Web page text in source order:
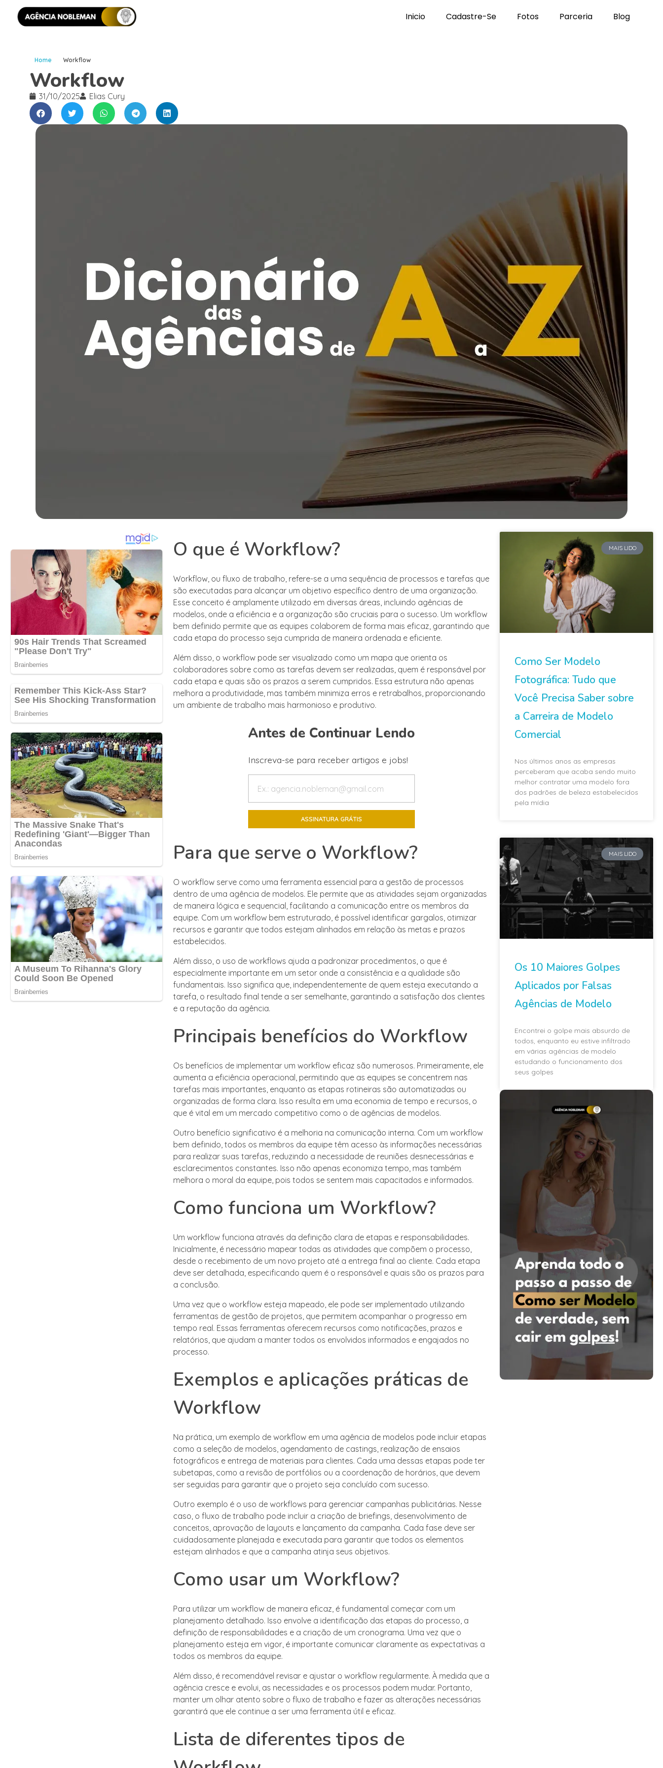
Inicio Cadastre-Se Fotos Parceria Blog
Home Workflow
Workflow
31/10/2025 Elias Cury
O que é Workflow?
Workflow, ou fluxo de trabalho, refere-se a uma sequência de processos e tarefas que
são executadas para alcançar um objetivo específico dentro de uma organização.
Esse conceito é amplamente utilizado em diversas áreas, incluindo agências de
modelos, onde a eficiência e a organização são cruciais para o sucesso. Um workflow
bem definido permite que as equipes colaborem de forma mais eficaz, garantindo que
cada etapa do processo seja cumprida de maneira ordenada e eficiente.
Além disso, o workflow pode ser visualizado como um mapa que orienta os
colaboradores sobre como as tarefas devem ser realizadas, quem é responsável por
cada etapa e quais são os prazos a serem cumpridos. Essa estrutura não apenas
melhora a produtividade, mas também minimiza erros e retrabalhos, proporcionando
um ambiente de trabalho mais harmonioso e produtivo.
Antes de Continuar Lendo
Inscreva-se para receber artigos e jobs!
Para que serve o Workflow?
O workflow serve como uma ferramenta essencial para a gestão de processos
dentro de uma agência de modelos. Ele permite que as atividades sejam organizadas
de maneira lógica e sequencial, facilitando a comunicação entre os membros da
equipe. Com um workflow bem estruturado, é possível identificar gargalos, otimizar
recursos e garantir que todos estejam alinhados em relação às metas e prazos
estabelecidos.
Além disso, o uso de workflows ajuda a padronizar procedimentos, o que é
especialmente importante em um setor onde a consistência e a qualidade são
fundamentais. Isso significa que, independentemente de quem esteja executando a
tarefa, o resultado final tende a ser semelhante, garantindo a satisfação dos clientes
e a reputação da agência.
Principais benefícios do Workflow
Os benefícios de implementar um workflow eficaz são numerosos. Primeiramente, ele
aumenta a eficiência operacional, permitindo que as equipes se concentrem nas
tarefas mais importantes, enquanto as etapas rotineiras são automatizadas ou
organizadas de forma clara. Isso resulta em uma economia de tempo e recursos, o
que é vital em um mercado competitivo como o de agências de modelos.
Outro benefício significativo é a melhoria na comunicação interna. Com um workflow
bem definido, todos os membros da equipe têm acesso às informações necessárias
para realizar suas tarefas, reduzindo a necessidade de reuniões desnecessárias e
esclarecimentos constantes. Isso não apenas economiza tempo, mas também
melhora o moral da equipe, pois todos se sentem mais capacitados e informados.
Como funciona um Workflow?
Um workflow funciona através da definição clara de etapas e responsabilidades.
Inicialmente, é necessário mapear todas as atividades que compõem o processo,
desde o recebimento de um novo projeto até a entrega final ao cliente. Cada etapa
deve ser detalhada, especificando quem é o responsável e quais são os prazos para
a conclusão.
Uma vez que o workflow esteja mapeado, ele pode ser implementado utilizando
ferramentas de gestão de projetos, que permitem acompanhar o progresso em
tempo real. Essas ferramentas oferecem recursos como notificações, prazos e
relatórios, que ajudam a manter todos os envolvidos informados e engajados no
processo.
Exemplos e aplicações práticas de
Workflow
Na prática, um exemplo de workflow em uma agência de modelos pode incluir etapas
como a seleção de modelos, agendamento de castings, realização de ensaios
fotográficos e entrega de materiais para clientes. Cada uma dessas etapas pode ter
subetapas, como a revisão de portfólios ou a coordenação de horários, que devem
ser seguidas para garantir que o projeto seja concluído com sucesso.
Outro exemplo é o uso de workflows para gerenciar campanhas publicitárias. Nesse
caso, o fluxo de trabalho pode incluir a criação de briefings, desenvolvimento de
conceitos, aprovação de layouts e lançamento da campanha. Cada fase deve ser
cuidadosamente planejada e executada para garantir que todos os elementos
estejam alinhados e que a campanha atinja seus objetivos.
Como usar um Workflow?
Para utilizar um workflow de maneira eficaz, é fundamental começar com um
planejamento detalhado. Isso envolve a identificação das etapas do processo, a
definição de responsabilidades e a criação de um cronograma. Uma vez que o
planejamento esteja em vigor, é importante comunicar claramente as expectativas a
todos os membros da equipe.
Além disso, é recomendável revisar e ajustar o workflow regularmente. À medida que a
agência cresce e evolui, as necessidades e os processos podem mudar. Portanto,
manter um olhar atento sobre o fluxo de trabalho e fazer as alterações necessárias
garantirá que ele continue a ser uma ferramenta útil e eficaz.
Lista de diferentes tipos de
MAIS LIDO
Como Ser Modelo
Fotográfica: Tudo que
Você Precisa Saber sobre
a Carreira de Modelo
Comercial
Nos últimos anos as empresas
perceberam que acaba sendo muito
melhor contratar uma modelo fora
dos padrões de beleza estabelecidos
pela mídia
MAIS LIDO
Os 10 Maiores Golpes
Aplicados por Falsas
Agências de Modelo
Encontrei o golpe mais absurdo de
todos, enquanto eu estive infiltrado
em várias agências de modelo
estudando o funcionamento dos
seus golpes